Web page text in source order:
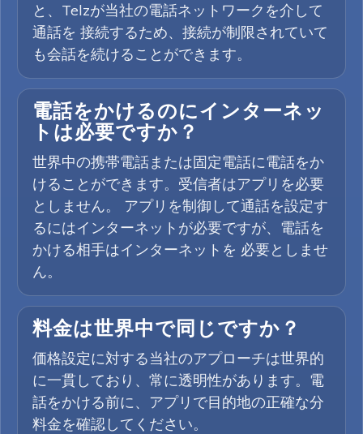
と、Telzが当社の電話ネットワークを介して
通話を 接続するため、接続が制限されていて
も会話を続けることができます。
電話をかけるのにインターネッ
トは必要ですか？
世界中の携帯電話または固定電話に電話をか
けることができます。受信者はアプリを必要
としません。 アプリを制御して通話を設定す
るにはインターネットが必要ですが、電話を
かける相手はインターネットを 必要としませ
ん。
料金は世界中で同じですか？
価格設定に対する当社のアプローチは世界的
に一貫しており、常に透明性があります。電
話をかける前に、アプリで目的地の正確な分
料金を確認してください。